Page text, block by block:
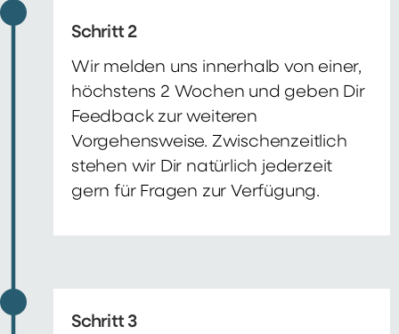
Schritt 2
Wir melden uns innerhalb von einer,
höchstens 2 Wochen und geben Dir
Feedback zur weiteren
Vorgehensweise. Zwischenzeitlich
stehen wir Dir natürlich jederzeit
gern für Fragen zur Verfügung.
Schritt 3